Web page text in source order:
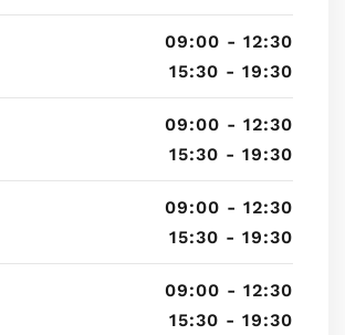
09:00 - 12:30
15:30 - 19:30
09:00 - 12:30
15:30 - 19:30
09:00 - 12:30
15:30 - 19:30
09:00 - 12:30
15:30 - 19:30